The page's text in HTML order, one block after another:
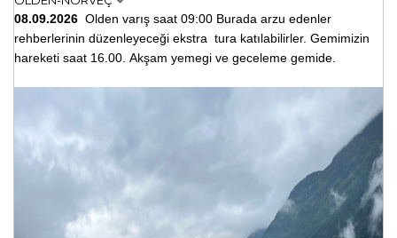
08.09.2026 Olden varış saat 09:00 Burada arzu edenler
rehberlerinin düzenleyeceği ekstra tura katılabilirler. Gemimizin
hareketi saat 16.00. Akşam yemegi ve geceleme gemide.